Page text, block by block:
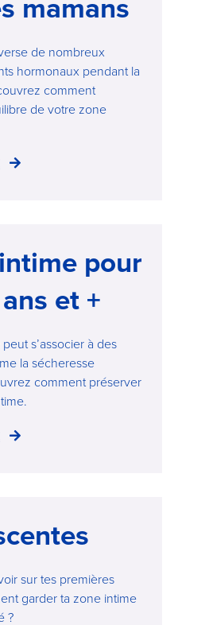
de nombreux
hormonaux pendant la
comment
de votre zone
pour
et +
s’associer à des
la sécheresse
comment préserver
sur tes premières
garder ta zone intime
?